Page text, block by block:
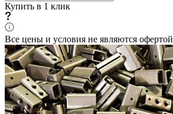
Купить в 1 клик
Все цены и условия не являются офертой